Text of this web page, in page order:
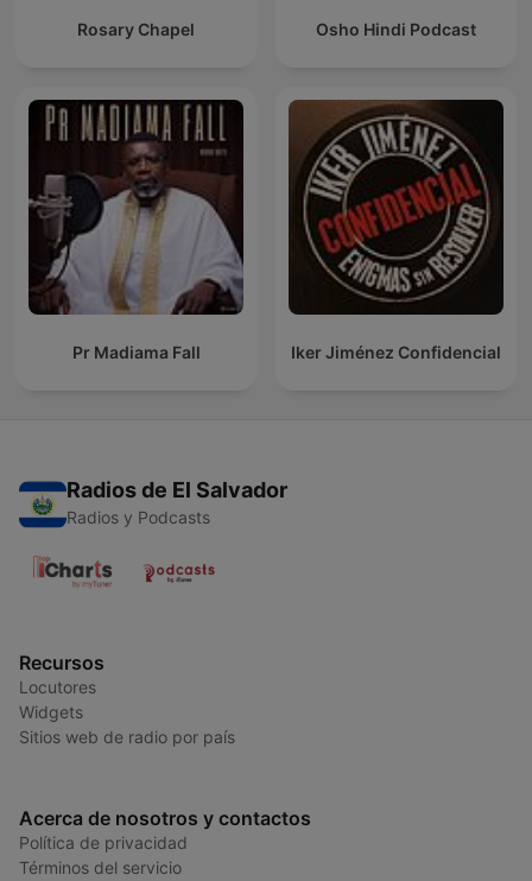
Rosary Chapel Osho Hindi Podcast
Pr Madiama Fall Iker Jiménez Confidencial
Radios de El Salvador
Radios y Podcasts
Recursos
Locutores
Widgets
Sitios web de radio por país
Acerca de nosotros y contactos
Política de privacidad
Términos del servicio